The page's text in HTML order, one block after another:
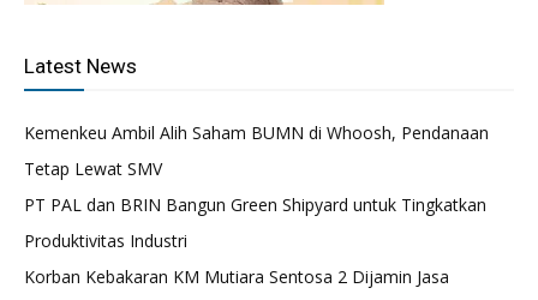
Latest News
Kemenkeu Ambil Alih Saham BUMN di Whoosh, Pendanaan
Tetap Lewat SMV
PT PAL dan BRIN Bangun Green Shipyard untuk Tingkatkan
Produktivitas Industri
Korban Kebakaran KM Mutiara Sentosa 2 Dijamin Jasa